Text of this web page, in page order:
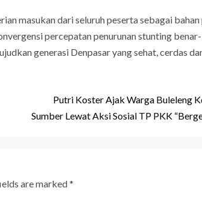
masukan dari seluruh peserta sebagai
percepatan penurunan stunting
generasi Denpasar yang sehat, cerdas
Putri Koster Ajak Warga Buleleng
Sumber Lewat Aksi Sosial TP PKK
are marked*